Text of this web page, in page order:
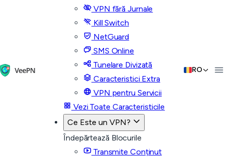
VPN fără Jurnale
Kill Switch
NetGuard
SMS Online
Tunelare Divizată
Caracteristici Extra
VPN pentru Servicii
Vezi Toate Caracteristicile
Ce Este un VPN?
Îndepărtează Blocurile
Transmite Conținut
RO